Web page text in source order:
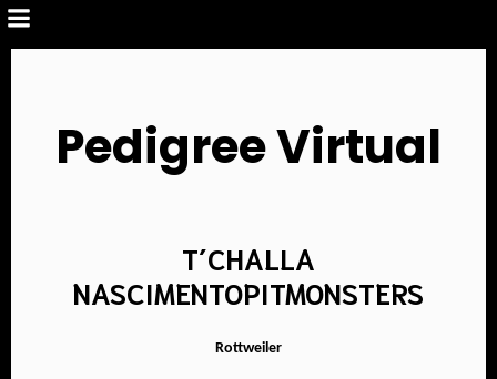
Pedigree Virtual
T´CHALLA
NASCIMENTOPITMONSTERS
Rottweiler